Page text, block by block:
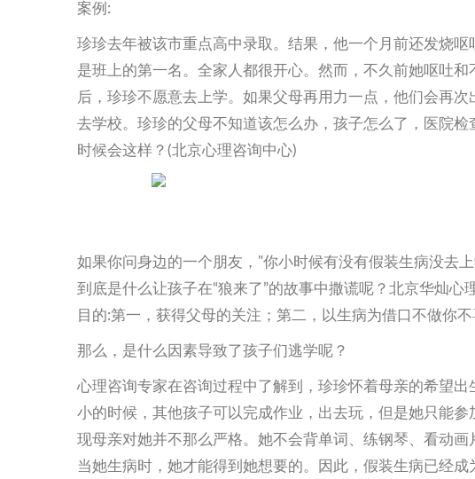
案例:
珍珍去年被该市重点高中录取。结果，他一个月前还发烧
是班上的第一名。全家人都很开心。然而，不久前她呕吐
后，珍珍不愿意去上学。如果父母再用力一点，他们会再
去学校。珍珍的父母不知道该怎么办，孩子怎么了，医院
时候会这样？(北京心理咨询中心)
如果你问身边的一个朋友，"你小时候有没有假装生病没去
到底是什么让孩子在“狼来了”的故事中撒谎呢？北京华灿
目的:第一，获得父母的关注；第二，以生病为借口不做你不
那么，是什么因素导致了孩子们逃学呢？
心理咨询专家在咨询过程中了解到，珍珍怀着母亲的希望
小的时候，其他孩子可以完成作业，出去玩，但是她只能
现母亲对她并不那么严格。她不会背单词、练钢琴、看动
当她生病时，她才能得到她想要的。因此，假装生病已经成